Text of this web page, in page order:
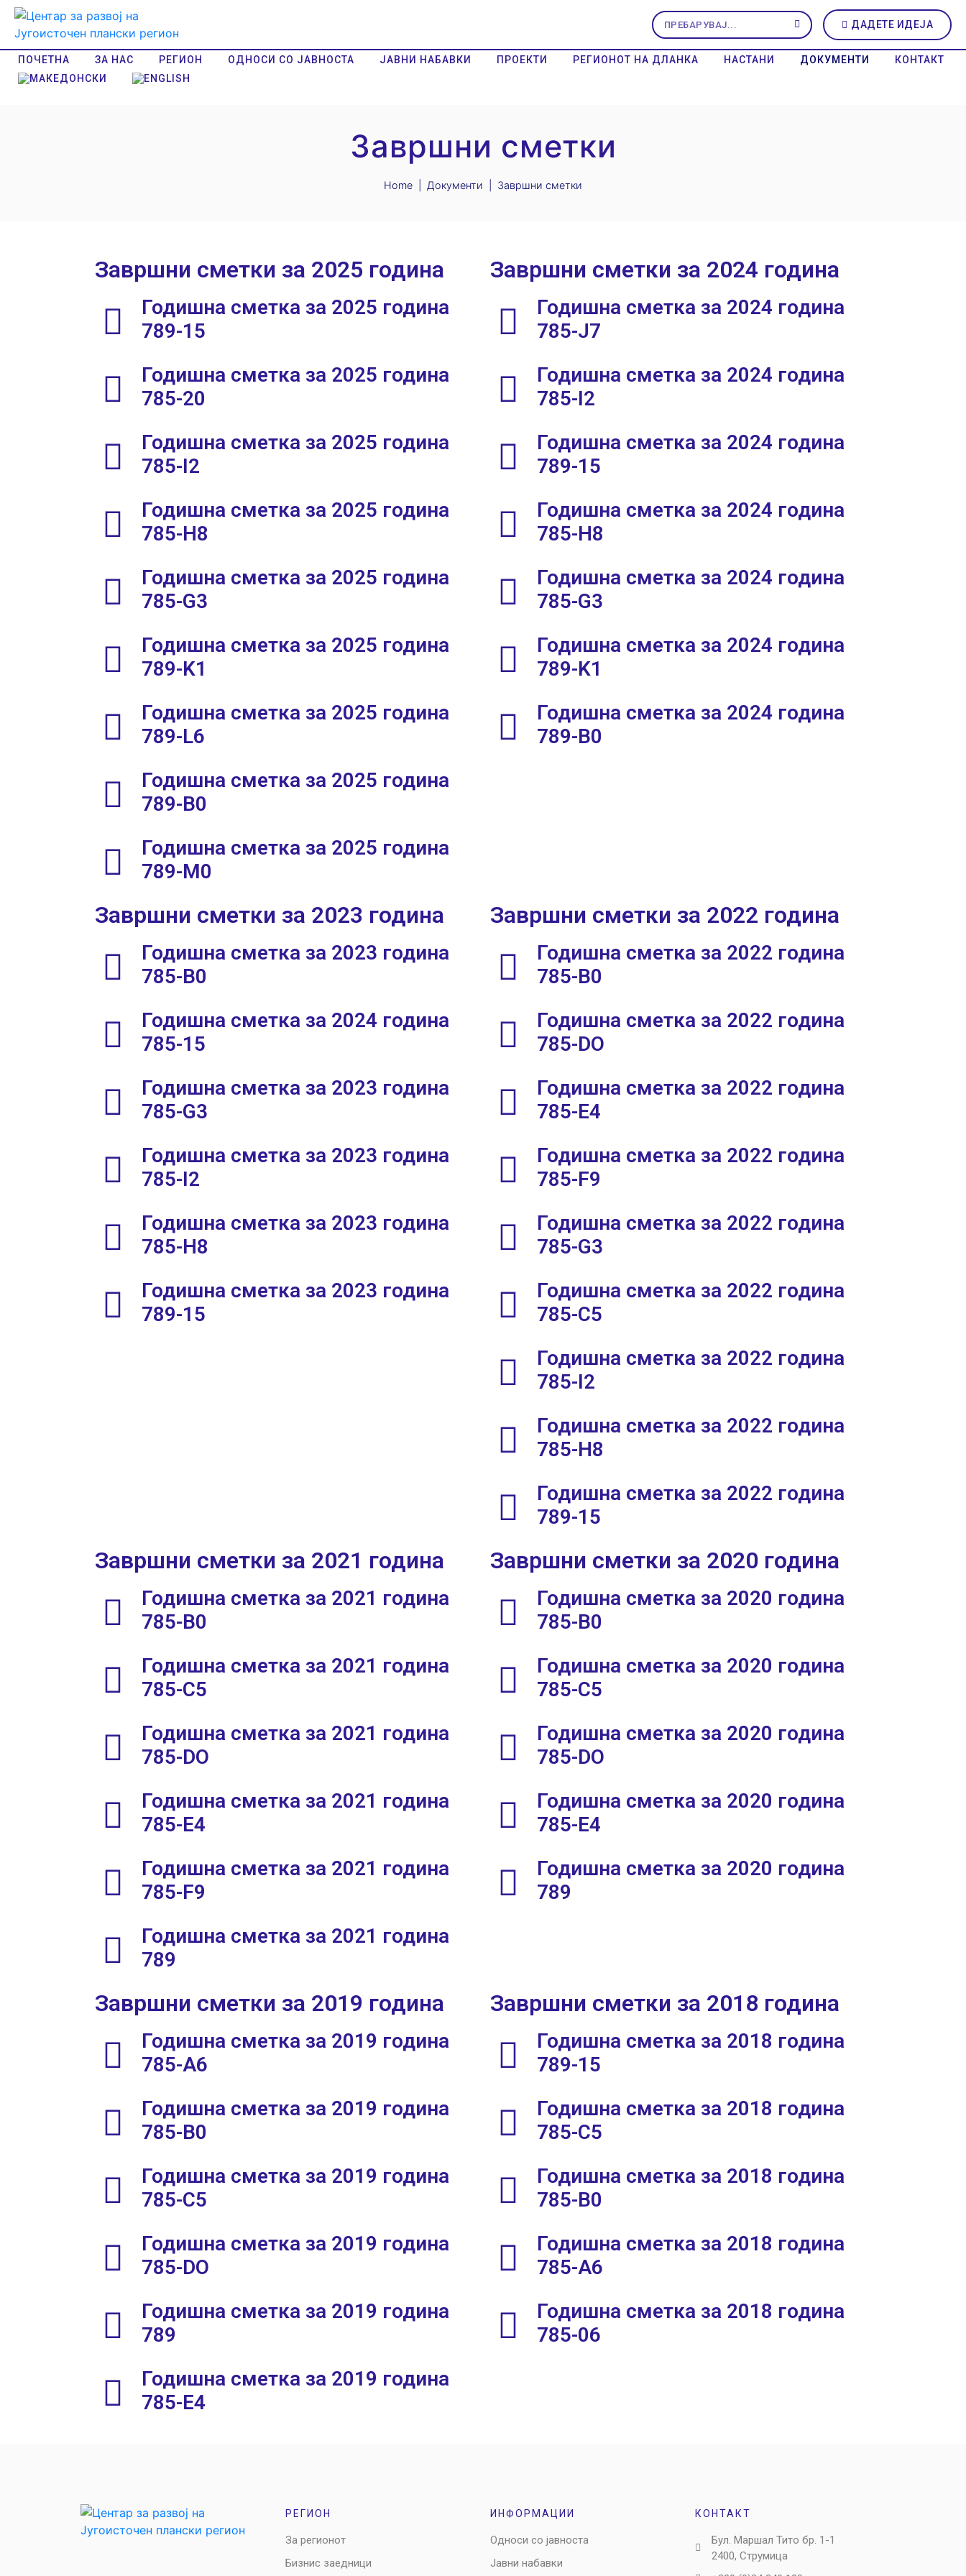
ДАДЕТЕ ИДЕЈА
ПОЧЕТНА ЗА НАС РЕГИОН ОДНОСИ СО ЈАВНОСТА ЈАВНИ НАБАВКИ ПРОЕКТИ РЕГИОНОТ НА ДЛАНКА НАСТАНИ ДОКУМЕНТИ КОНТАКТ
Завршни сметки
Home Документи Завршни сметки
Завршни сметки за 2025 година
Годишна сметка за 2025 година
789-15
Годишна сметка за 2025 година
785-20
Годишна сметка за 2025 година
785-I2
Годишна сметка за 2025 година
785-H8
Годишна сметка за 2025 година
785-G3
Годишна сметка за 2025 година
789-K1
Годишна сметка за 2025 година
789-L6
Годишна сметка за 2025 година
789-B0
Годишна сметка за 2025 година
789-M0
Завршни сметки за 2024 година
Годишна сметка за 2024 година
785-Ј7
Годишна сметка за 2024 година
785-I2
Годишна сметка за 2024 година
789-15
Годишна сметка за 2024 година
785-H8
Годишна сметка за 2024 година
785-G3
Годишна сметка за 2024 година
789-K1
Годишна сметка за 2024 година
789-B0
Завршни сметки за 2023 година
Годишна сметка за 2023 година
785-B0
Годишна сметка за 2024 година
785-15
Годишна сметка за 2023 година
785-G3
Годишна сметка за 2023 година
785-I2
Годишна сметка за 2023 година
785-H8
Годишна сметка за 2023 година
789-15
Завршни сметки за 2022 година
Годишна сметка за 2022 година
785-B0
Годишна сметка за 2022 година
785-DO
Годишна сметка за 2022 година
785-E4
Годишна сметка за 2022 година
785-F9
Годишна сметка за 2022 година
785-G3
Годишна сметка за 2022 година
785-C5
Годишна сметка за 2022 година
785-I2
Годишна сметка за 2022 година
785-H8
Годишна сметка за 2022 година
789-15
Завршни сметки за 2021 година
Годишна сметка за 2021 година
785-В0
Годишна сметка за 2021 година
785-C5
Годишна сметка за 2021 година
785-DO
Годишна сметка за 2021 година
785-E4
Годишна сметка за 2021 година
785-F9
Годишна сметка за 2021 година
789
Завршни сметки за 2020 година
Годишна сметка за 2020 година
785-В0
Годишна сметка за 2020 година
785-C5
Годишна сметка за 2020 година
785-DO
Годишна сметка за 2020 година
785-E4
Годишна сметка за 2020 година
789
Завршни сметки за 2019 година
Годишна сметка за 2019 година
785-А6
Годишна сметка за 2019 година
785-В0
Годишна сметка за 2019 година
785-C5
Годишна сметка за 2019 година
785-DO
Годишна сметка за 2019 година
789
Годишна сметка за 2019 година
785-E4
Завршни сметки за 2018 година
Годишна сметка за 2018 година
789-15
Годишна сметка за 2018 година
785-C5
Годишна сметка за 2018 година
785-B0
Годишна сметка за 2018 година
785-A6
Годишна сметка за 2018 година
785-06
РЕГИОН
За регионот
Бизнис заедници
ИНФОРМАЦИИ
Односи со јавноста
Јавни набавки
КОНТАКТ
Бул. Маршал Тито бр. 1-1
2400, Струмица